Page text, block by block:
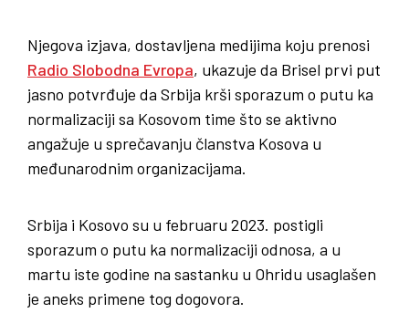
Njegova izjava, dostavljena medijima koju prenosi
Radio Slobodna Evropa, ukazuje da Brisel prvi put
jasno potvrđuje da Srbija krši sporazum o putu ka
normalizaciji sa Kosovom time što se aktivno
angažuje u sprečavanju članstva Kosova u
međunarodnim organizacijama.
Srbija i Kosovo su u februaru 2023. postigli
sporazum o putu ka normalizaciji odnosa, a u
martu iste godine na sastanku u Ohridu usaglašen
je aneks primene tog dogovora.